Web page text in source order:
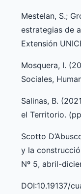
Mestelan, S.;
estrategias de
Extensión
Mosquera, I.
Sociales,
Salinas, B.
el Territorio.
Scotto
y la
Nº 5, abril-
DOI:10.19137/